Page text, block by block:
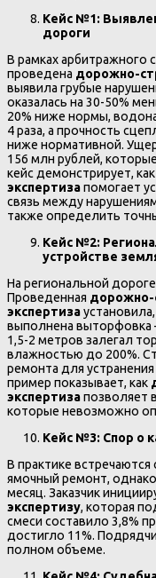
Кейс №1:
дороги
В рамках арбитражного
проведена дорожно-
выявила грубые
оказалась на 30-50%
20% ниже нормы,
4 раза, а прочность
ниже нормативной.
156 млн рублей,
кейс демонстрирует, как
экспертизапомогает
связь между
также определить
Кейс №2:
устройстве
На региональной
Проведенная дорожно-
экспертиза
выполнена
1,5-2 метров залегал
влажностью до 200%.
ремонта для
пример показывает, как
экспертизапозволяет
которые невозможно
Кейс №3: Спор о
В практике
ямочный ремонт,
месяц. Заказчик
экспертизу, которая
смеси составило 3,8%
достигло 11%.
полном объеме.